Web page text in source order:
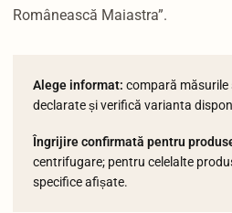
Românească Maiastra”.
Alege informat: compară măsurile
declarate și verifică varianta
Îngrijire confirmată pentru
centrifugare; pentru celelalte
specifice afișate.